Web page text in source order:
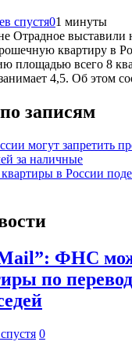
спустя01 минуты
Отрадное выставили
квартиру в
площадью всего 8
4,5. Об этом
записям
могут запретить
за наличные
в России
ФНС
по
0